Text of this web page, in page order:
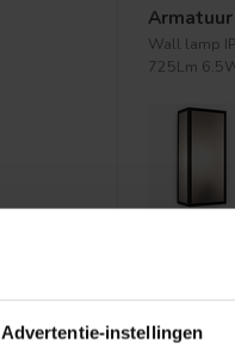
Advertentie-instellingen
Wall lamp
725Lm